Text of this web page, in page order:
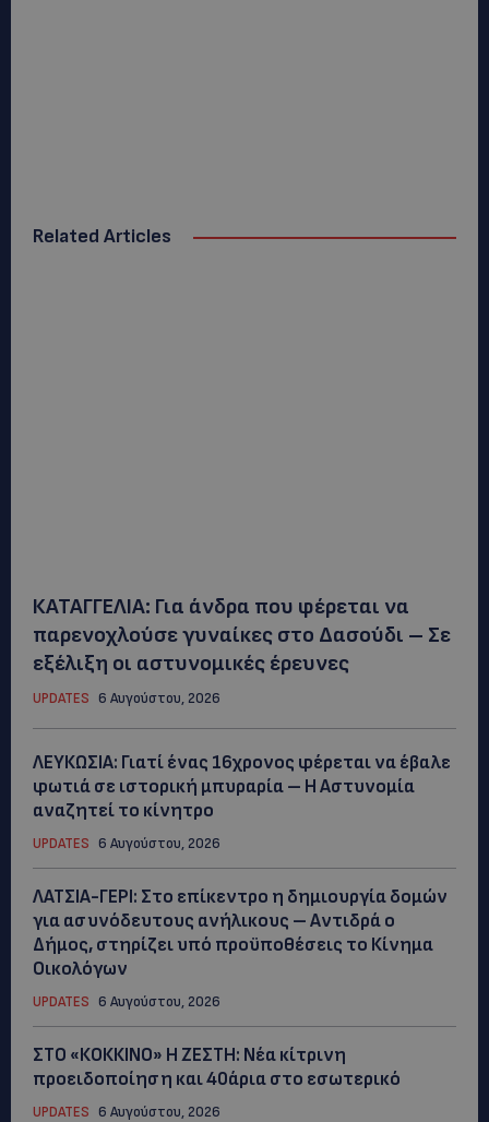
Related Articles
ΚΑΤΑΓΓΕΛΙΑ: Για άνδρα που φέρεται να
παρενοχλούσε γυναίκες στο Δασούδι – Σε
εξέλιξη οι αστυνομικές έρευνες
UPDATES 6 Αυγούστου, 2026
ΛΕΥΚΩΣΙΑ: Γιατί ένας 16χρονος φέρεται να έβαλε
φωτιά σε ιστορική μπυραρία – Η Αστυνομία
αναζητεί το κίνητρο
UPDATES 6 Αυγούστου, 2026
ΛΑΤΣΙΑ-ΓΕΡΙ: Στο επίκεντρο η δημιουργία δομών
για ασυνόδευτους ανήλικους – Αντιδρά ο
Δήμος, στηρίζει υπό προϋποθέσεις το Κίνημα
Οικολόγων
UPDATES 6 Αυγούστου, 2026
ΣΤΟ «ΚΟΚΚΙΝΟ» Η ΖΕΣΤΗ: Νέα κίτρινη
προειδοποίηση και 40άρια στο εσωτερικό
UPDATES 6 Αυγούστου, 2026